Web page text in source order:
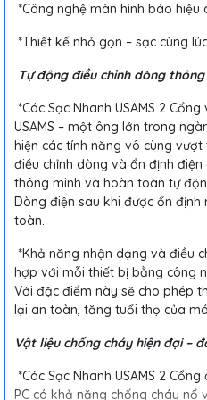
*Công nghệ màn hình báo hiệu
*Thiết kế nhỏ gọn – sạc cùng
Tự động điều chỉnh dòng
*Cóc Sạc Nhanh USAMS 2
USAMS – một ông lớn trong
hiện các tính năng vô cùng
điều chỉnh dòng và ổn định
thông minh và hoàn toàn tự
Dòng điện sau khi được ổn
toàn.
*Khả năng nhận dạng và điều
hợp với mỗi thiết bị bằng công
Với đặc điểm này sẽ cho phép
lại an toàn, tăng tuổi thọ của
Vật liệu chống cháy hiện đại –
*Cóc Sạc Nhanh USAMS 2
PC có khả năng chống cháy nổ